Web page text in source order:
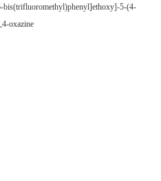
5-(4-
oxazine